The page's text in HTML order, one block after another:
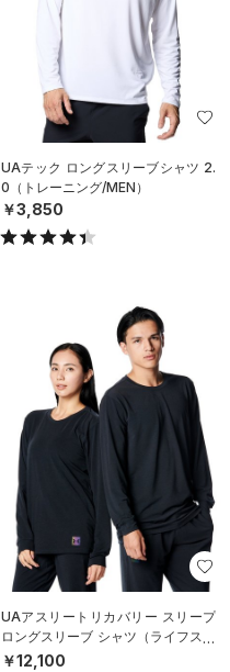
UAテック ロングスリーブシャツ 2.
0（トレーニング/MEN）
￥3,850
UAアスリートリカバリー スリープ
ロングスリーブ シャツ（ライフスタ
イル/UNISEX）
￥12,100